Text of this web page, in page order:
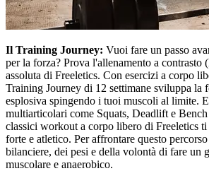
Il Training Journey: Vuoi fare un passo
per la forza? Prova l'allenamento a contrasto
assoluta di Freeletics. Con esercizi a corpo
Training Journey di 12 settimane sviluppa la
esplosiva spingendo i tuoi muscoli al limite.
multiarticolari come Squats, Deadlift e Bench
classici workout a corpo libero di Freeletics
forte e atletico. Per affrontare questo
bilanciere, dei pesi e della volontà di fare un
muscolare e anaerobico.